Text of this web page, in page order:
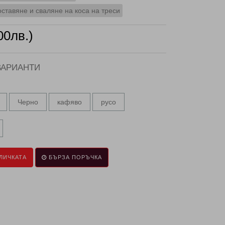
и сваляне на коса на треси
Черно кафяво русо
БЪРЗА ПОРЪЧКА